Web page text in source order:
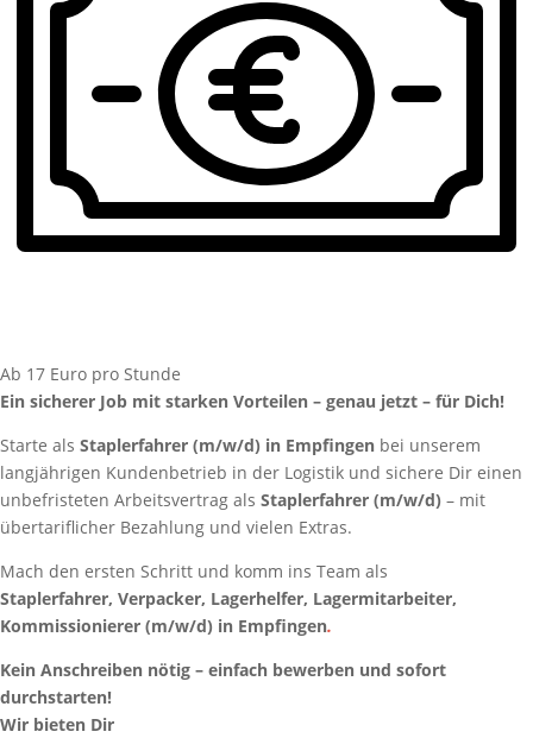
Ab 17 Euro pro Stunde
Ein sicherer Job mit starken Vorteilen – genau jetzt – für Dich!
Starte als Staplerfahrer (m/w/d) in Empfingen bei unserem
langjährigen Kundenbetrieb in der Logistik und sichere Dir einen
unbefristeten Arbeitsvertrag als Staplerfahrer (m/w/d) – mit
übertariflicher Bezahlung und vielen Extras.
Mach den ersten Schritt und komm ins Team als
Staplerfahrer, Verpacker, Lagerhelfer, Lagermitarbeiter,
Kommissionierer (m/w/d) in Empfingen.
Kein Anschreiben nötig – einfach bewerben und sofort
durchstarten!
Wir bieten Dir